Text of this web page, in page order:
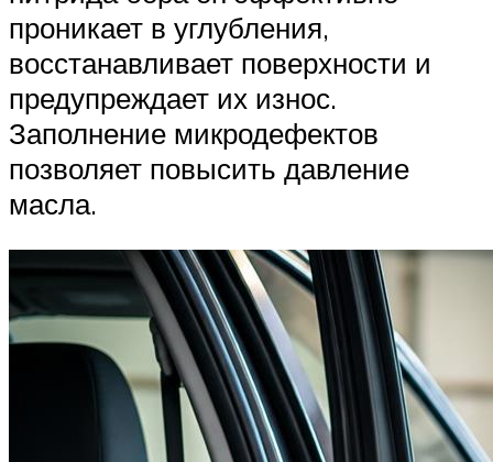
проникает в углубления,
восстанавливает поверхности и
предупреждает их износ.
Заполнение микродефектов
позволяет повысить давление
масла.